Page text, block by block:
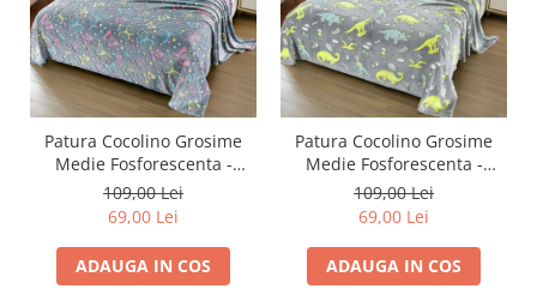
Patura Cocolino Grosime
Medie Fosforescenta -
Fluturasi Colorati
109,00 Lei
69,00 Lei
ADAUGA IN COS
Patura Cocolino Grosime
Medie Fosforescenta -
Dinozauri
109,00 Lei
69,00 Lei
ADAUGA IN COS